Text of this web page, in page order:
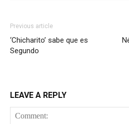
Previous article
‘Chicharito’ sabe que es
Segundo
LEAVE A REPLY